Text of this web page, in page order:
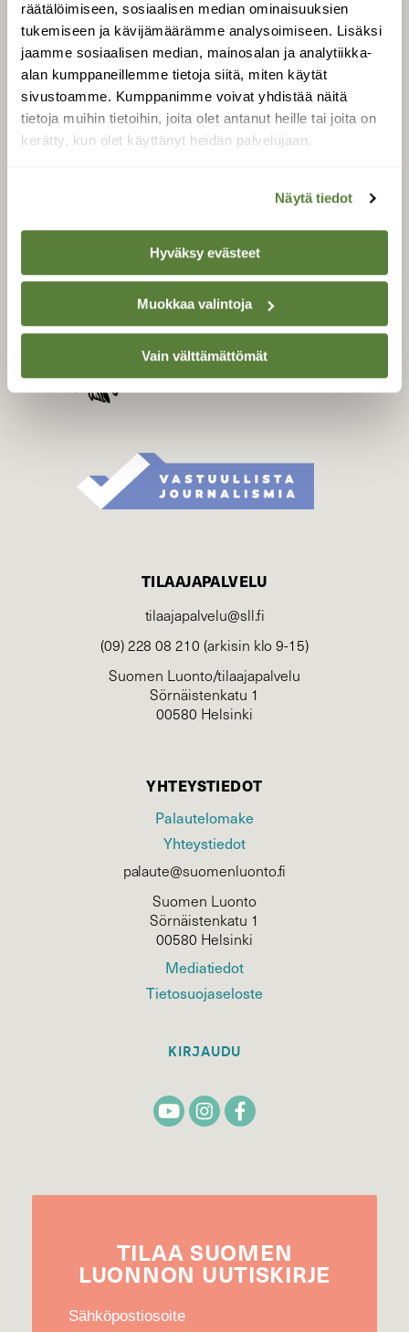
räätälöimiseen, sosiaalisen median ominaisuuksien
tukemiseen ja kävijämäärämme analysoimiseen. Lisäksi
jaamme sosiaalisen median, mainosalan ja analytiikka-
alan kumppaneillemme tietoja siitä, miten käytät
sivustoamme. Kumppanimme voivat yhdistää näitä
tietoja muihin tietoihin, joita olet antanut heille tai joita on
kerätty, kun olet käyttänyt heidän palvelujaan.
Näytä tiedot
Hyväksy evästeet
Muokkaa valintoja
Vain välttämättömät
LEHTI
Uusin lehti
Tilaa Suomen Luonto
Tilaa digilukuoikeus
Äänestä parasta juttua
SUOMEN LUONNON­
Suomen Luonto -lehden
kustantaja onSuomen
luonnonsuojelu­liitto.
TILAAJAPALVELU
tilaajapalvelu@sll.fi
(09) 228 08 210 (arkisin klo 9-15)
Suomen Luonto/tilaajapalvelu
Sörnäistenkatu 1
00580 Helsinki
YHTEYSTIEDOT
Palautelomake
Yhteystiedot
palaute@suomenluonto.fi
Suomen Luonto
Sörnäistenkatu 1
00580 Helsinki
Mediatiedot
Tietosuojaseloste
KIRJAUDU
TILAA SUOMEN
LUONNON UUTIS­KIRJE
Sähköpostiosoite